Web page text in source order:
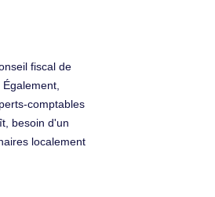
fiscal de
comptables
besoin d'un
localement